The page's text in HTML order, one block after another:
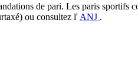
de pari. Les paris sportifs
ou consultez l' ANJ .